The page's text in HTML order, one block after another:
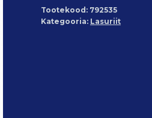
kogus
Tootekood: 792535
Kategooria: Lasuriit